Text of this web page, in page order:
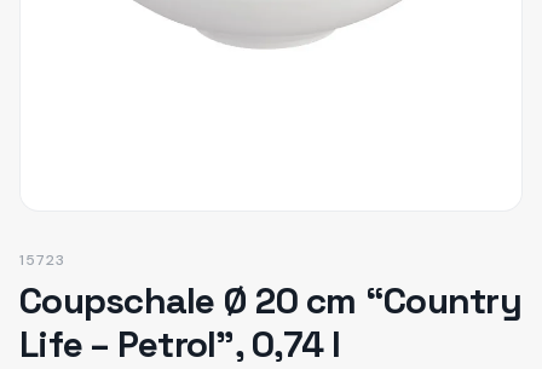
15723
Coupschale Ø 20 cm “Country
Life – Petrol”, 0,74 l